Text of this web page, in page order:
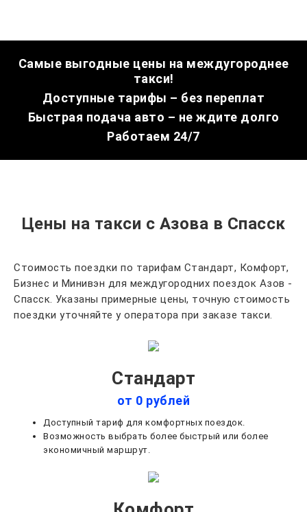
Самые выгодные цены на междугороднее
такси!
Доступные тарифы – без переплат
Быстрая подача авто – не ждите долго
Работаем 24/7
Цены на такси с Азова в Спасск
Стоимость поездки по тарифам Стандарт, Комфорт,
Бизнес и Минивэн для междугородних поездок Азов -
Спасск. Указаны примерные цены, точную стоимость
поездки уточняйте у оператора при заказе такси.
Стандарт
от 0 рублей
Доступный тариф для комфортных поездок.
Возможность выбрать более быстрый или более
экономичный маршрут.